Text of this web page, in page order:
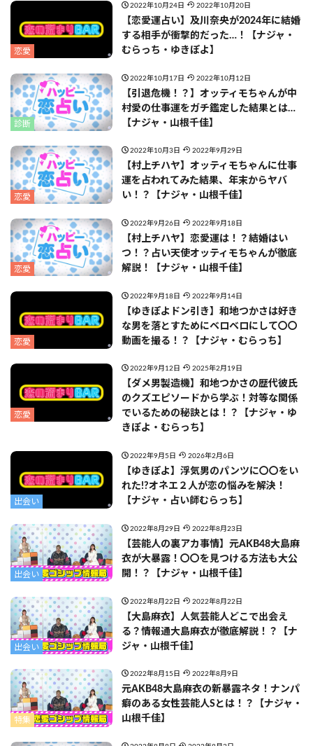
恋愛
2022年10月24日 2022年10月20日
【恋愛運占い】及川奈央が2024年に結婚
する相手が衝撃的だった…！【ナジャ・
むらっち・ゆきぽよ】
診断
2022年10月17日 2022年10月12日
【引退危機！？】オッティモちゃんが中
村愛の仕事運をガチ鑑定した結果とは…
【ナジャ・山根千佳】
恋愛
2022年10月3日 2022年9月29日
【村上チハヤ】オッティモちゃんに仕事
運を占われてみた結果、年末からヤバ
い！？【ナジャ・山根千佳】
恋愛
2022年9月26日 2022年9月18日
【村上チハヤ】恋愛運は！？結婚はい
つ！？占い天使オッティモちゃんが徹底
解説！【ナジャ・山根千佳】
恋愛
2022年9月18日 2022年9月14日
【ゆきぽよドン引き】和地つかさは好き
な男を落とすためにベロベロにして〇〇
動画を撮る！？【ナジャ・むらっち】
恋愛
2022年9月12日 2025年2月19日
【ダメ男製造機】和地つかさの歴代彼氏
のクズエピソードから学ぶ！対等な関係
でいるための秘訣とは！？【ナジャ・ゆ
きぽよ・むらっち】
出会い
2022年9月5日 2026年2月6日
【ゆきぽよ】浮気男のパンツに〇〇をい
れた!?オネエ２人が恋の悩みを解決！
【ナジャ・占い師むらっち】
出会い
2022年8月29日 2022年8月23日
【芸能人の裏アカ事情】元AKB48大島麻
衣が大暴露！〇〇を見つける方法も大公
開！？【ナジャ・山根千佳】
出会い
2022年8月22日 2022年8月22日
【大島麻衣】人気芸能人どこで出会え
る？情報通大島麻衣が徹底解説！？【ナ
ジャ・山根千佳】
特集
2022年8月15日 2022年8月9日
元AKB48大島麻衣の新暴露ネタ！ナンパ
癖のある女性芸能人Sとは！？【ナジャ・
山根千佳】